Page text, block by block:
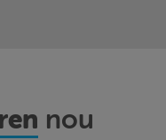
nou